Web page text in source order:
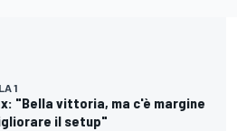
1
"Bella vittoria, ma c'è margine
il setup"